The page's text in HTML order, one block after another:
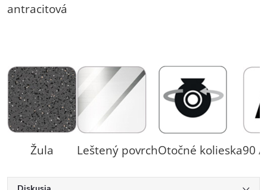
antracitová
Žula Leštený povrchOtočné kolieska90 /